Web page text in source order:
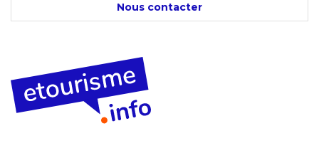
Nous contacter